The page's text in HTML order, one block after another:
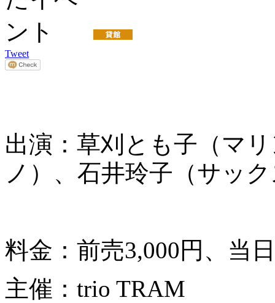
Tweet
出演：草刈とも子（マ
ノ）、石井玲子（サッ
料金：前売3,000円、当
主催：trio TRAM